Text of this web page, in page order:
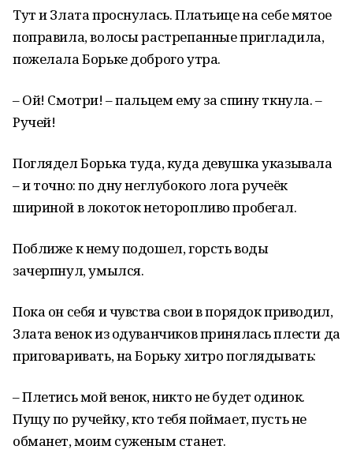
Тут и Злата проснулась. Платьице на себе мятое
поправила, волосы растрепанные пригладила,
пожелала Борьке доброго утра.
– Ой! Смотри! – пальцем ему за спину ткнула. –
Ручей!
Поглядел Борька туда, куда девушка указывала
– и точно: по дну неглубокого лога ручеёк
шириной в локоток неторопливо пробегал.
Поближе к нему подошел, горсть воды
зачерпнул, умылся.
Пока он себя и чувства свои в порядок приводил,
Злата венок из одуванчиков принялась плести да
приговаривать, на Борьку хитро поглядывать:
– Плетись мой венок, никто не будет одинок.
Пущу по ручейку, кто тебя поймает, пусть не
обманет, моим суженым станет.